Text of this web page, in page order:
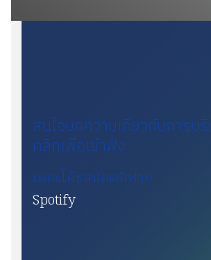
สนใจบทความเกี่ยวกับการบ
คลิกเพื่อเข้าฟัง
เดอะโค้ชสปอตทิฟาย
Spotify